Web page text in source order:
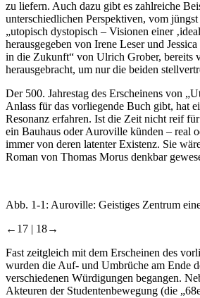
zu liefern. Auch dazu gibt es zahlreiche
unterschiedlichen Perspektiven, vom
„utopisch dystopisch – Visionen einer
herausgegeben von Irene Leser und
in die Zukunft“ von Ulrich Grober, bereits
herausgebracht, um nur die beiden
Der 500. Jahrestag des Erscheinens von
Anlass für das vorliegende Buch gibt, hat
Resonanz erfahren. Ist die Zeit nicht reif
ein Bauhaus oder Auroville künden – real
immer von deren latenter Existenz. Sie
Roman von Thomas Morus denkbar
Abb. 1-1: Auroville: Geistiges Zentrum
←17 | 18→
Fast zeitgleich mit dem Erscheinen des
wurden die Auf- und Umbrüche am Ende
verschiedenen Würdigungen begangen.
Akteuren der Studentenbewegung (die